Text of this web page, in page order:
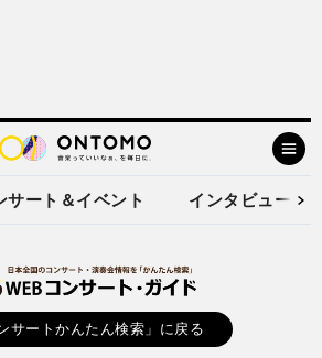
サート＆イベント インタビュー
サートかんたん検索」に戻る